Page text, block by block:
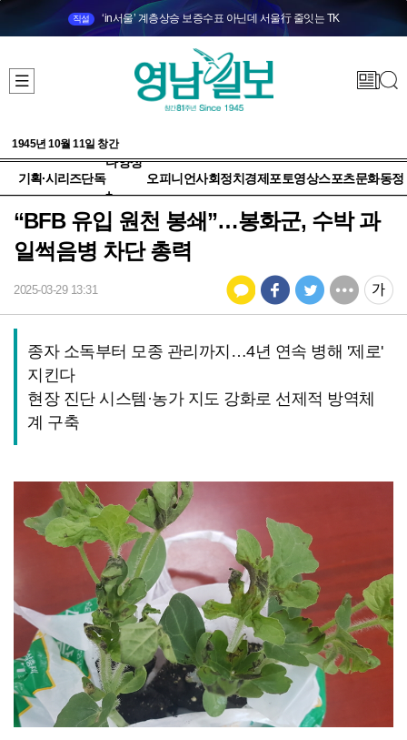
직설 ‘in서울’ 계층상승 보증수표 아닌데 서울行 줄잇는 TK
1945년 10월 11일 창간
기획·시리즈단독
다양성
+
오피니언사회정치 경제 포토영상스포츠문화동정
“BFB 유입 원천 봉쇄”…봉화군, 수박 과
일썩음병 차단 총력
2025-03-29 13:31
종자 소독부터 모종 관리까지…4년 연속 병해 '제로'
지킨다
현장 진단 시스템·농가 지도 강화로 선제적 방역체
계 구축